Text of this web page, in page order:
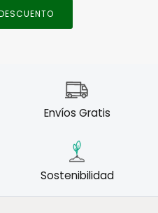
Envíos Gratis
Sostenibilidad